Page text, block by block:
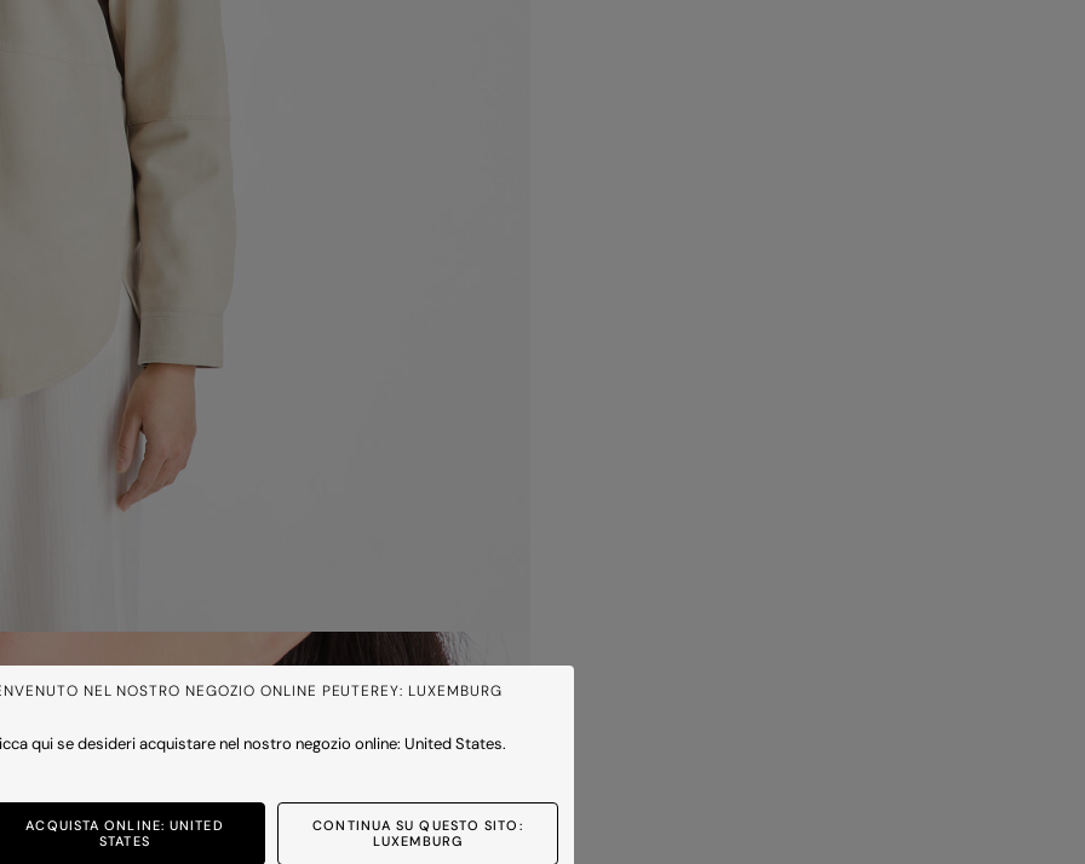
NEL NOSTRO NEGOZIO ONLINE PEUTEREY: LUXEMBURG
qui se desideri acquistare nel nostro negozio online: United States.
ACQUISTA ONLINE: UNITED
STATES
CONTINUA SU QUESTO SITO:
LUXEMBURG